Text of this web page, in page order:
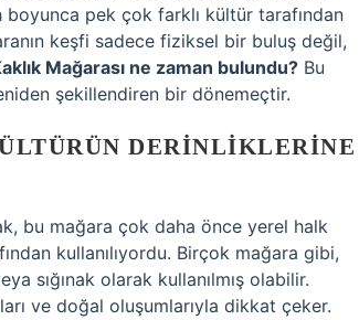
boyunca pek çok farklı kültür tarafından
keşfi sadece fiziksel bir buluş değil,
Mağarası ne zaman bulundu? Bu
şekillendiren bir dönemeçtir.
DERINLIKLERINE
bu mağara çok daha önce yerel halk
kullanılıyordu. Birçok mağara gibi,
sığınak olarak kullanılmış olabilir.
ve doğal oluşumlarıyla dikkat çeker.